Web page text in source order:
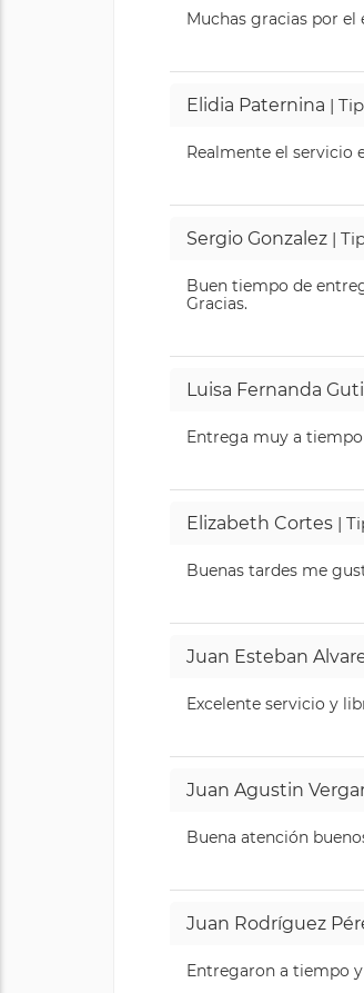
Muchas gracias por el
Elidia Paternina |
Realmente el servicio
Sergio Gonzalez |
Buen tiempo de
Gracias.
Luisa Fernanda
Entrega muy a tiempo
Elizabeth Cortes |
Buenas tardes me
Juan Esteban
Excelente servicio y
Juan Agustin
Buena atención
Juan Rodríguez
Entregaron a tiempo